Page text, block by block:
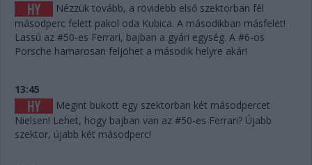
Nézzük tovább, a rövidebb első szektorban fél
másodperc felett pakol oda Kubica. A másodikban másfelet!
Lassú az #50-es Ferrari, bajban a gyári egység. A #6-os
Porsche hamarosan feljöhet a második helyre akár!
13:45
Megint bukott egy szektorban két másodpercet
Nielsen! Lehet, hogy bajban van az #50-es Ferrari? Újabb
szektor, újabb két másodperc!